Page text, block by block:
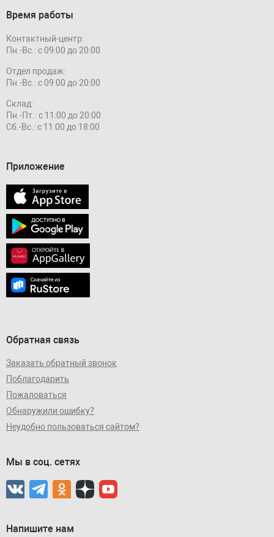
Время работы
Контактный-центр:
Пн.-Вс.: с 09:00 до 20:00
Отдел продаж:
Пн.-Вс.: с 09:00 до 20:00
Склад:
Пн.-Пт.: с 11:00 до 20:00
Сб.-Вс.: с 11:00 до 18:00
Приложение
Обратная связь
Заказать обратный звонок
Поблагодарить
Пожаловаться
Обнаружили ошибку?
Неудобно пользоваться сайтом?
Мы в соц. сетях
Напишите нам